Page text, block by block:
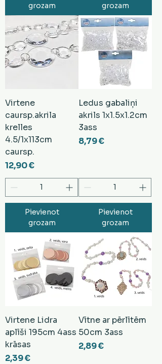
grozam
grozam
Virtene
caursp.akrila
krelles
4.5/1x113cm
caursp.
Cena
12,90 €
Pievienot
grozam
Ledus gabaliņi
akrils 1x1.5x1.2cm
3ass
Cena
8,79 €
Pievienot
grozam
Virtene Lidra
aplīši 195cm 4ass
krāsas
Cena
2,39 €
Vītne ar pērlītēm
50cm 3ass
Cena
2,89 €